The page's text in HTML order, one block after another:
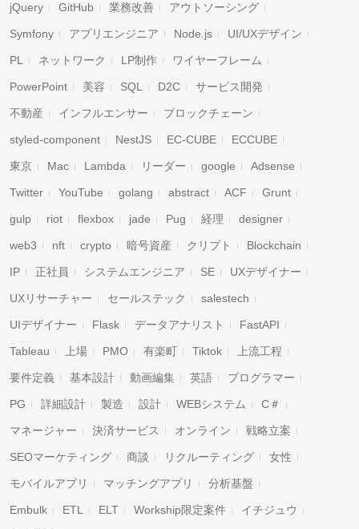
jQuery GitHub 業務改善 アウトソーシング
Symfony アプリエンジニア Node.js UI/UXデザイン
PL ネットワーク LP制作 ワイヤーフレーム
PowerPoint 美容 SQL D2C サービス開発
不動産 インフルエンサー ブロックチェーン
styled-component NestJS EC-CUBE ECCUBE
東京 Mac Lambda リーダー google Adsense
Twitter YouTube golang abstract ACF Grunt
gulp riot flexbox jade Pug 経理 designer
web3 nft crypto 暗号資産 クリプト Blockchain
IP 正社員 システムエンジニア SE UXデザイナー
UXリサーチャー セールステック salestech
UIデザイナー Flask データアナリスト FastAPI
Tableau 上場 PMO 有楽町 Tiktok 上流工程
要件定義 基本設計 動画編集 英語 プログラマー
PG 詳細設計 製造 設計 WEBシステム C＃
マネージャー 決済サービス オンライン 戦略立案
SEOマーケティング 商談 リクルーティング 女性
モバイルアプリ マッチングアプリ 分析基盤
Embulk ETL ELT Workship限定案件 イチジュウ